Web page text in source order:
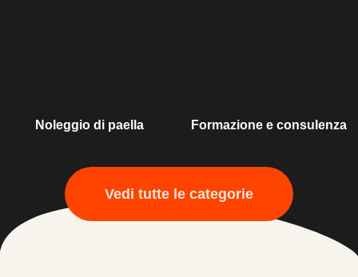
Noleggio di paella Formazione e consulenza
Vedi tutte le categorie